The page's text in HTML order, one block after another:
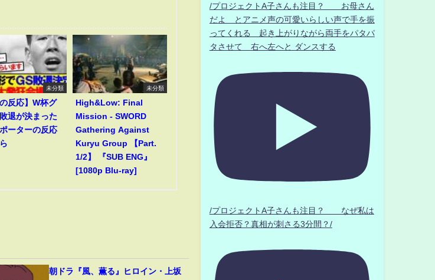
未分類
の反応】W杯グ
退が決まった
ーターの反応
未分類
High&Low: Final
Mission - SWORD
Gathering Against
Kuryu Group 【Part.
1/2】 『SUB ENG』
[1080p Blu-ray]
朝ドラ『風、薫る』ヒロイン・上坂
/プロジェクトA子さんも注目？ お母さん
だよ とアニメ声の可愛いらしい声で手を振
ってくれる 起き上がりながら両手をパタパ
タさせて 右へ左へと ダンスする
/プロジェクトA子さんも注目？ なぜ私は
入会拒否？真相が刺さる3分間？/